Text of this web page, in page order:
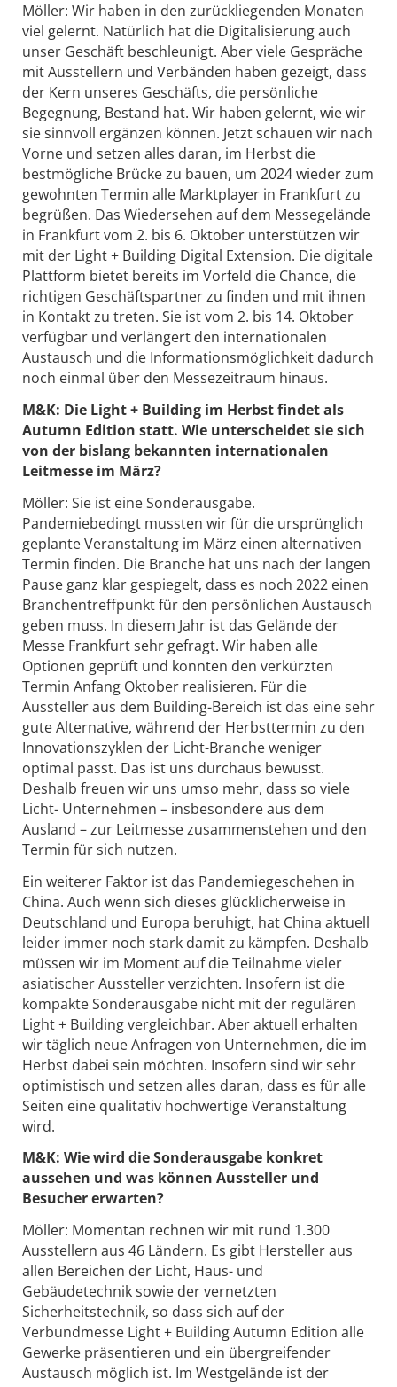
Möller: Wir haben in den zurückliegenden Monaten
viel gelernt. Natürlich hat die Digitalisierung auch
unser Geschäft beschleunigt. Aber viele Gespräche
mit Ausstellern und Verbänden haben gezeigt, dass
der Kern unseres Geschäfts, die persönliche
Begegnung, Bestand hat. Wir haben gelernt, wie wir
sie sinnvoll ergänzen können. Jetzt schauen wir nach
Vorne und setzen alles daran, im Herbst die
bestmögliche Brücke zu bauen, um 2024 wieder zum
gewohnten Termin alle Marktplayer in Frankfurt zu
begrüßen. Das Wiedersehen auf dem Messegelände
in Frankfurt vom 2. bis 6. Oktober unterstützen wir
mit der Light + Building Digital Extension. Die digitale
Plattform bietet bereits im Vorfeld die Chance, die
richtigen Geschäftspartner zu finden und mit ihnen
in Kontakt zu treten. Sie ist vom 2. bis 14. Oktober
verfügbar und verlängert den internationalen
Austausch und die Informationsmöglichkeit dadurch
noch einmal über den Messezeitraum hinaus.
M&K: Die Light + Building im Herbst findet als
Autumn Edition statt. Wie unterscheidet sie sich
von der bislang bekannten internationalen
Leitmesse im März?
Möller: Sie ist eine Sonderausgabe.
Pandemiebedingt mussten wir für die ursprünglich
geplante Veranstaltung im März einen alternativen
Termin finden. Die Branche hat uns nach der langen
Pause ganz klar gespiegelt, dass es noch 2022 einen
Branchentreffpunkt für den persönlichen Austausch
geben muss. In diesem Jahr ist das Gelände der
Messe Frankfurt sehr gefragt. Wir haben alle
Optionen geprüft und konnten den verkürzten
Termin Anfang Oktober realisieren. Für die
Aussteller aus dem Building-Bereich ist das eine sehr
gute Alternative, während der Herbsttermin zu den
Innovationszyklen der Licht-Branche weniger
optimal passt. Das ist uns durchaus bewusst.
Deshalb freuen wir uns umso mehr, dass so viele
Licht- Unternehmen – insbesondere aus dem
Ausland – zur Leitmesse zusammenstehen und den
Termin für sich nutzen.
Ein weiterer Faktor ist das Pandemiegeschehen in
China. Auch wenn sich dieses glücklicherweise in
Deutschland und Europa beruhigt, hat China aktuell
leider immer noch stark damit zu kämpfen. Deshalb
müssen wir im Moment auf die Teilnahme vieler
asiatischer Aussteller verzichten. Insofern ist die
kompakte Sonderausgabe nicht mit der regulären
Light + Building vergleichbar. Aber aktuell erhalten
wir täglich neue Anfragen von Unternehmen, die im
Herbst dabei sein möchten. Insofern sind wir sehr
optimistisch und setzen alles daran, dass es für alle
Seiten eine qualitativ hochwertige Veranstaltung
wird.
M&K: Wie wird die Sonderausgabe konkret
aussehen und was können Aussteller und
Besucher erwarten?
Möller: Momentan rechnen wir mit rund 1.300
Ausstellern aus 46 Ländern. Es gibt Hersteller aus
allen Bereichen der Licht, Haus- und
Gebäudetechnik sowie der vernetzten
Sicherheitstechnik, so dass sich auf der
Verbundmesse Light + Building Autumn Edition alle
Gewerke präsentieren und ein übergreifender
Austausch möglich ist. Im Westgelände ist der